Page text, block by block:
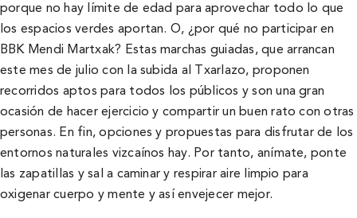
porque no hay límite de edad para aprovechar todo lo que
los espacios verdes aportan. O, ¿por qué no participar en
BBK Mendi Martxak? Estas marchas guiadas, que arrancan
este mes de julio con la subida al Txarlazo, proponen
recorridos aptos para todos los públicos y son una gran
ocasión de hacer ejercicio y compartir un buen rato con otras
personas. En fin, opciones y propuestas para disfrutar de los
entornos naturales vizcaínos hay. Por tanto, anímate, ponte
las zapatillas y sal a caminar y respirar aire limpio para
oxigenar cuerpo y mente y así envejecer mejor.